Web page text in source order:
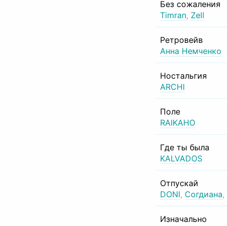
Без сожаления
Timran, Zell
Ретровейв
Анна Немченко
Ностальгия
ARCHI
Поле
RAIKAHO
Где ты была
KALVADOS
Отпускай
DONI, Согдиана,
Изначально